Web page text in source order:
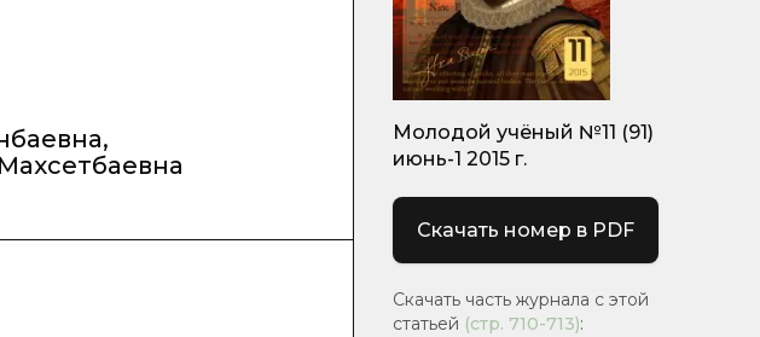
,
Молодой учёный №11 (91)
июнь-1 2015 г.
Скачать номер в PDF
Скачать часть журнала с этой
статьей (стр. 710-713):